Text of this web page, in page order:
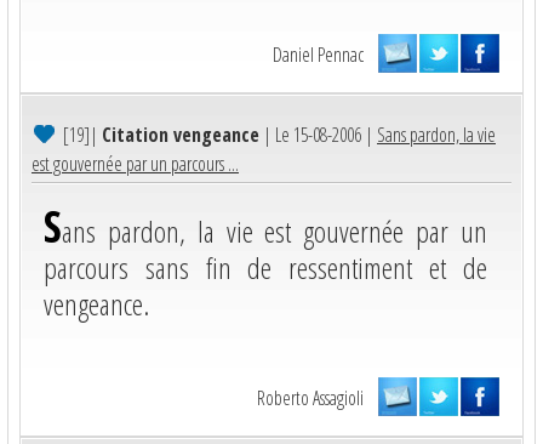
Daniel Pennac
[19]| Citation vengeance | Le 15-08-2006 | Sans pardon, la vie
est gouvernée par un parcours ...
Sans pardon, la vie est gouvernée par un
parcours sans fin de ressentiment et de
vengeance.
Roberto Assagioli